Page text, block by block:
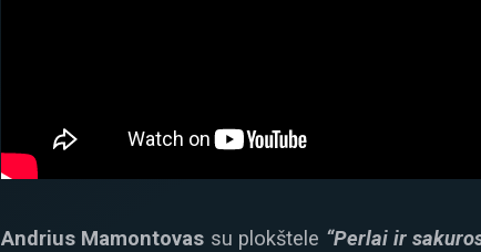
Andrius Mamontovas su plokštele “Perlai ir